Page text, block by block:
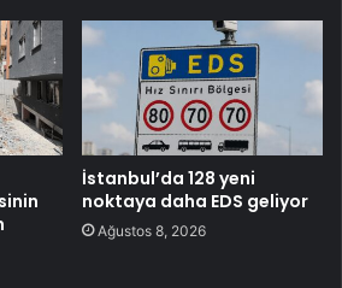
İstanbul’da 128 yeni
noktaya daha EDS geliyor
Ağustos 8, 2026